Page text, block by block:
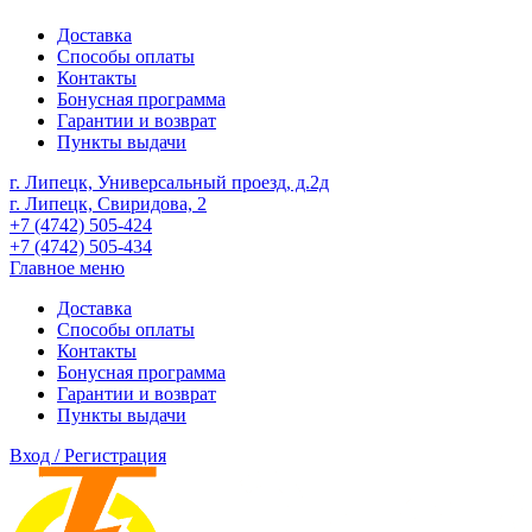
Доставка
Способы оплаты
Контакты
Бонусная программа
Гарантии и возврат
Пункты выдачи
г. Липецк, Универсальный проезд, д.2д
г. Липецк, Свиридова, 2
+7 (4742) 505-424
+7 (4742) 505-434
Главное меню
Доставка
Способы оплаты
Контакты
Бонусная программа
Гарантии и возврат
Пункты выдачи
Вход / Регистрация